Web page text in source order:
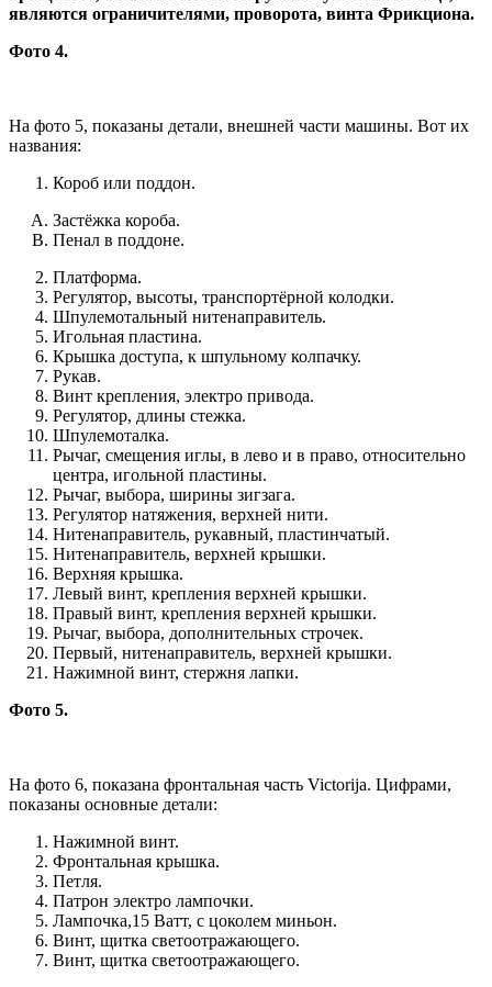
являются ограничителями, проворота, винта Фрикциона.
Фото 4.
На фото 5, показаны детали, внешней части машины. Вот их
названия:
Короб или поддон.
Застёжка короба.
Пенал в поддоне.
Платформа.
Регулятор, высоты, транспортёрной колодки.
Шпулемотальный нитенаправитель.
Игольная пластина.
Крышка доступа, к шпульному колпачку.
Рукав.
Винт крепления, электро привода.
Регулятор, длины стежка.
Шпулемоталка.
Рычаг, смещения иглы, в лево и в право, относительно
центра, игольной пластины.
Рычаг, выбора, ширины зигзага.
Регулятор натяжения, верхней нити.
Нитенаправитель, рукавный, пластинчатый.
Нитенаправитель, верхней крышки.
Верхняя крышка.
Левый винт, крепления верхней крышки.
Правый винт, крепления верхней крышки.
Рычаг, выбора, дополнительных строчек.
Первый, нитенаправитель, верхней крышки.
Нажимной винт, стержня лапки.
Фото 5.
На фото 6, показана фронтальная часть Victorija. Цифрами,
показаны основные детали:
Нажимной винт.
Фронтальная крышка.
Петля.
Патрон электро лампочки.
Лампочка,15 Ватт, с цоколем миньон.
Винт, щитка светоотражающего.
Винт, щитка светоотражающего.